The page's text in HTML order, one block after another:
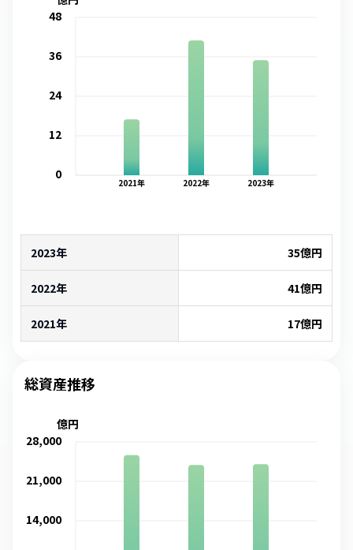
2021年 2022年 2023年
0
12
24
36
48
2023年 35億円
2022年 41億円
2021年 17億円
総資産推移
14,000
21,000
28,000
億円